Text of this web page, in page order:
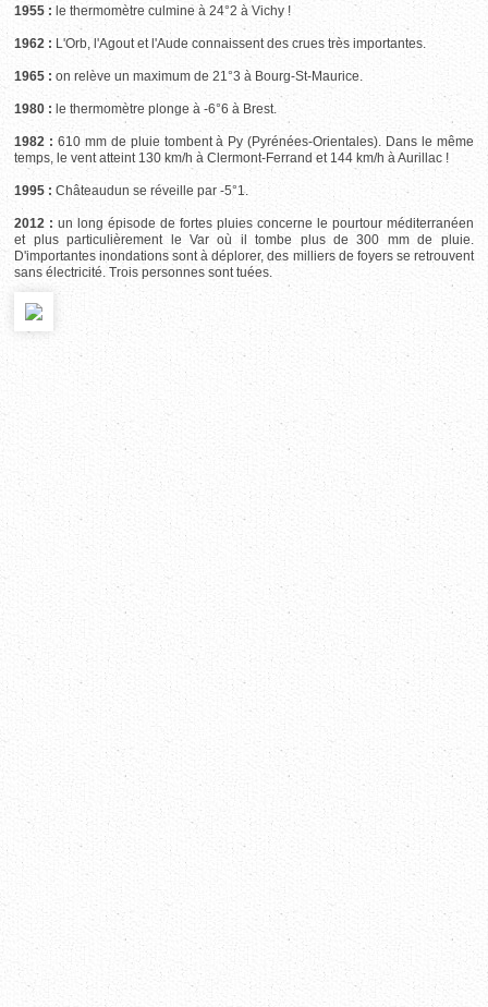
1955 : le thermomètre culmine à 24°2 à Vichy !
1962 : L'Orb, l'Agout et l'Aude connaissent des crues très importantes.
1965 : on relève un maximum de 21°3 à Bourg-St-Maurice.
1980 : le thermomètre plonge à -6°6 à Brest.
1982 : 610 mm de pluie tombent à Py (Pyrénées-Orientales). Dans le même
temps, le vent atteint 130 km/h à Clermont-Ferrand et 144 km/h à Aurillac !
1995 : Châteaudun se réveille par -5°1.
2012 : un long épisode de fortes pluies concerne le pourtour méditerranéen
et plus particulièrement le Var où il tombe plus de 300 mm de pluie.
D'importantes inondations sont à déplorer, des milliers de foyers se retrouvent
sans électricité. Trois personnes sont tuées.